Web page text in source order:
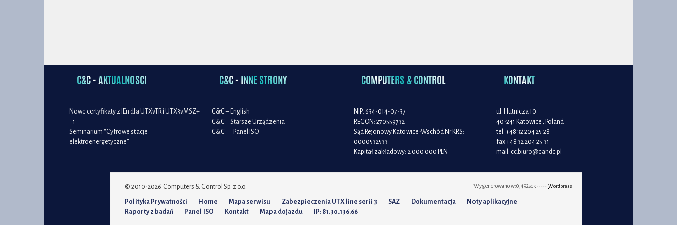
C&C - AKTUALNOŚCI
Nowe certyfikaty z IEn dla UTXvTR i UTX3vMSZ+
–1
Seminarium “Cyfrowe stacje
elektroenergetyczne”
C&C - INNE STRONY
C&C – English
C&C – Starsze Urządzenia
C&C — Panel ISO
COMPUTERS & CONTROL
NIP: 634-014-07-37
REGON: 270559732
Sąd Rejonowy Katowice-Wschód Nr KRS:
0000532533
Kapitał zakładowy: 2 000 000 PLN
KONTAKT
ul. Hutnicza 10
40-241 Katowice, Poland
tel. +48 32 204 25 28
fax +48 32 204 25 31
mail: cc.biuro@candc.pl
© 2010-2026 Computers & Control Sp. z o.o. Wordpress
sek -----
0,492
Wygenerowano w:
Polityka Prywatności Home Mapa serwisu Zabezpieczenia UTX line serii 3 SAZ Dokumentacja
Noty aplikacyjne
Raporty z badań
Panel ISO Kontakt Mapa dojazdu IP: 81.30.136.66